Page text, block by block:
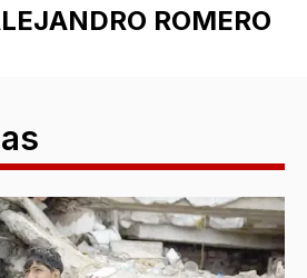
ROMERO